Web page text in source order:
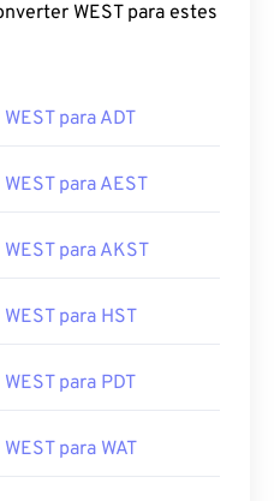
WEST para estes
WEST para ADT
WEST para AEST
WEST para AKST
WEST para HST
WEST para PDT
WEST para WAT